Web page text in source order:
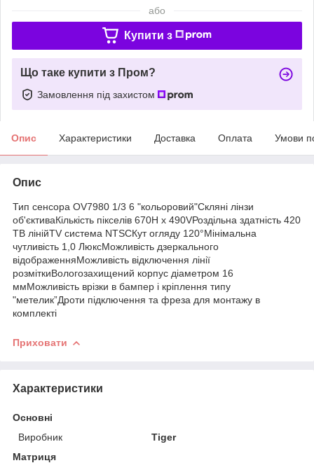
або
Купити з
Що таке купити з Пром?
Замовлення під захистом
Опис Характеристики Доставка Оплата Умови
Опис
Тип сенсора OV7980 1/3 6 "кольоровий"Склянi лінзи
об'єктиваКількість пікселів 670Н х 490VРоздільна здатність 420
ТВ лінійTV система NTSCКут огляду 120°Мінімальна
чутливість 1,0 ЛюксМожливість дзеркального
відображенняМожливість відключення лінії
розміткиВологозахищений корпус дiаметром 16
ммМожливість врізки в бампер і кріплення типу
"метелик”Дроти пiдключення та фреза для монтажу в
комплекті
Приховати
Характеристики
Основні
Виробник
Tiger
Матриця